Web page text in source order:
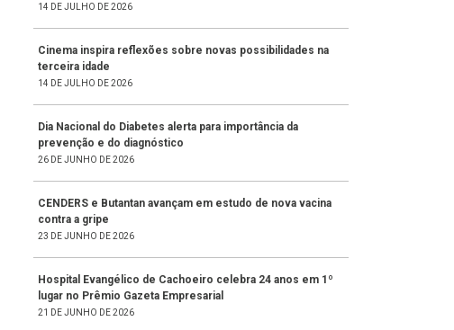
14 DE JULHO DE 2026
Cinema inspira reflexões sobre novas possibilidades na
terceira idade
14 DE JULHO DE 2026
Dia Nacional do Diabetes alerta para importância da
prevenção e do diagnóstico
26 DE JUNHO DE 2026
CENDERS e Butantan avançam em estudo de nova vacina
contra a gripe
23 DE JUNHO DE 2026
Hospital Evangélico de Cachoeiro celebra 24 anos em 1º
lugar no Prêmio Gazeta Empresarial
21 DE JUNHO DE 2026